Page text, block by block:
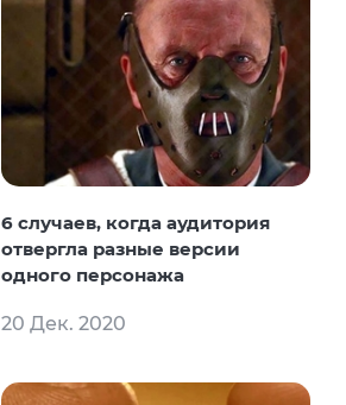
6 случаев, когда аудитория
отвергла разные версии
одного персонажа
20 Дек. 2020